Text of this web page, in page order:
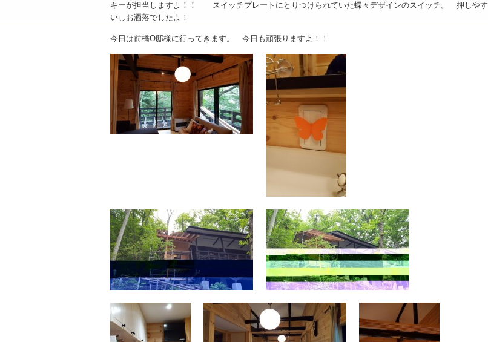
キーが担当しますよ！！ スイッチプレートにとりつけられていた蝶々デザインのスイッチ。 押しやす
いしお洒落でしたよ！
今日は前橋O邸様に行ってきます。 今日も頑張りますよ！！